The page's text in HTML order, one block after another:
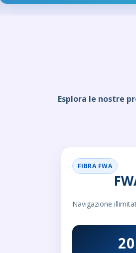
Esplora le nostre
FIBRA FWA
Navigazione